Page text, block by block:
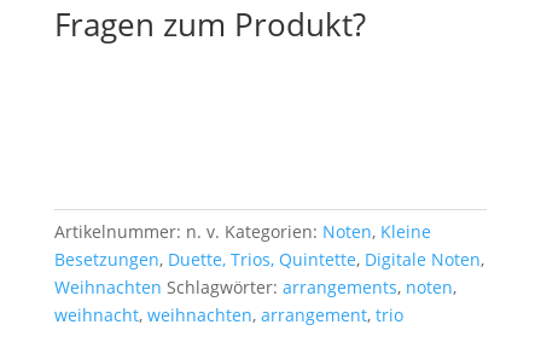
Fragen zum Produkt?
Artikelnummer: n. v. Kategorien: Noten, Kleine
Besetzungen, Duette, Trios, Quintette, Digitale Noten,
Weihnachten Schlagwörter: arrangements, noten,
weihnacht, weihnachten, arrangement, trio